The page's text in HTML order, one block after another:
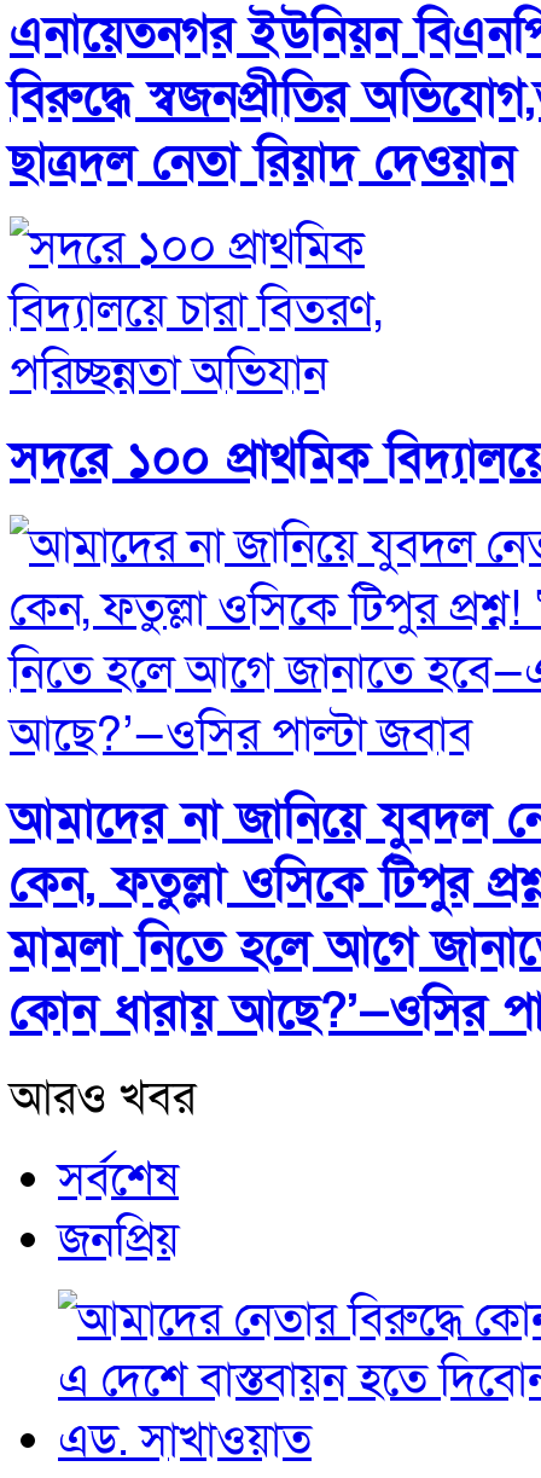
এনায়েতনগর ইউনিয়ন
বিরুদ্ধে স্বজনপ্রীতির
ছাত্রদল নেতা রিয়াদ দেওয়ান
সদরে ১০০ প্রাথমিক
আমাদের না জানিয়ে যুবদল
কেন, ফতুল্লা ওসিকে টিপুর
মামলা নিতে হলে আগে
কোন ধারায় আছে?’—ওসির
আরও খবর
সর্বশেষ
জনপ্রিয়